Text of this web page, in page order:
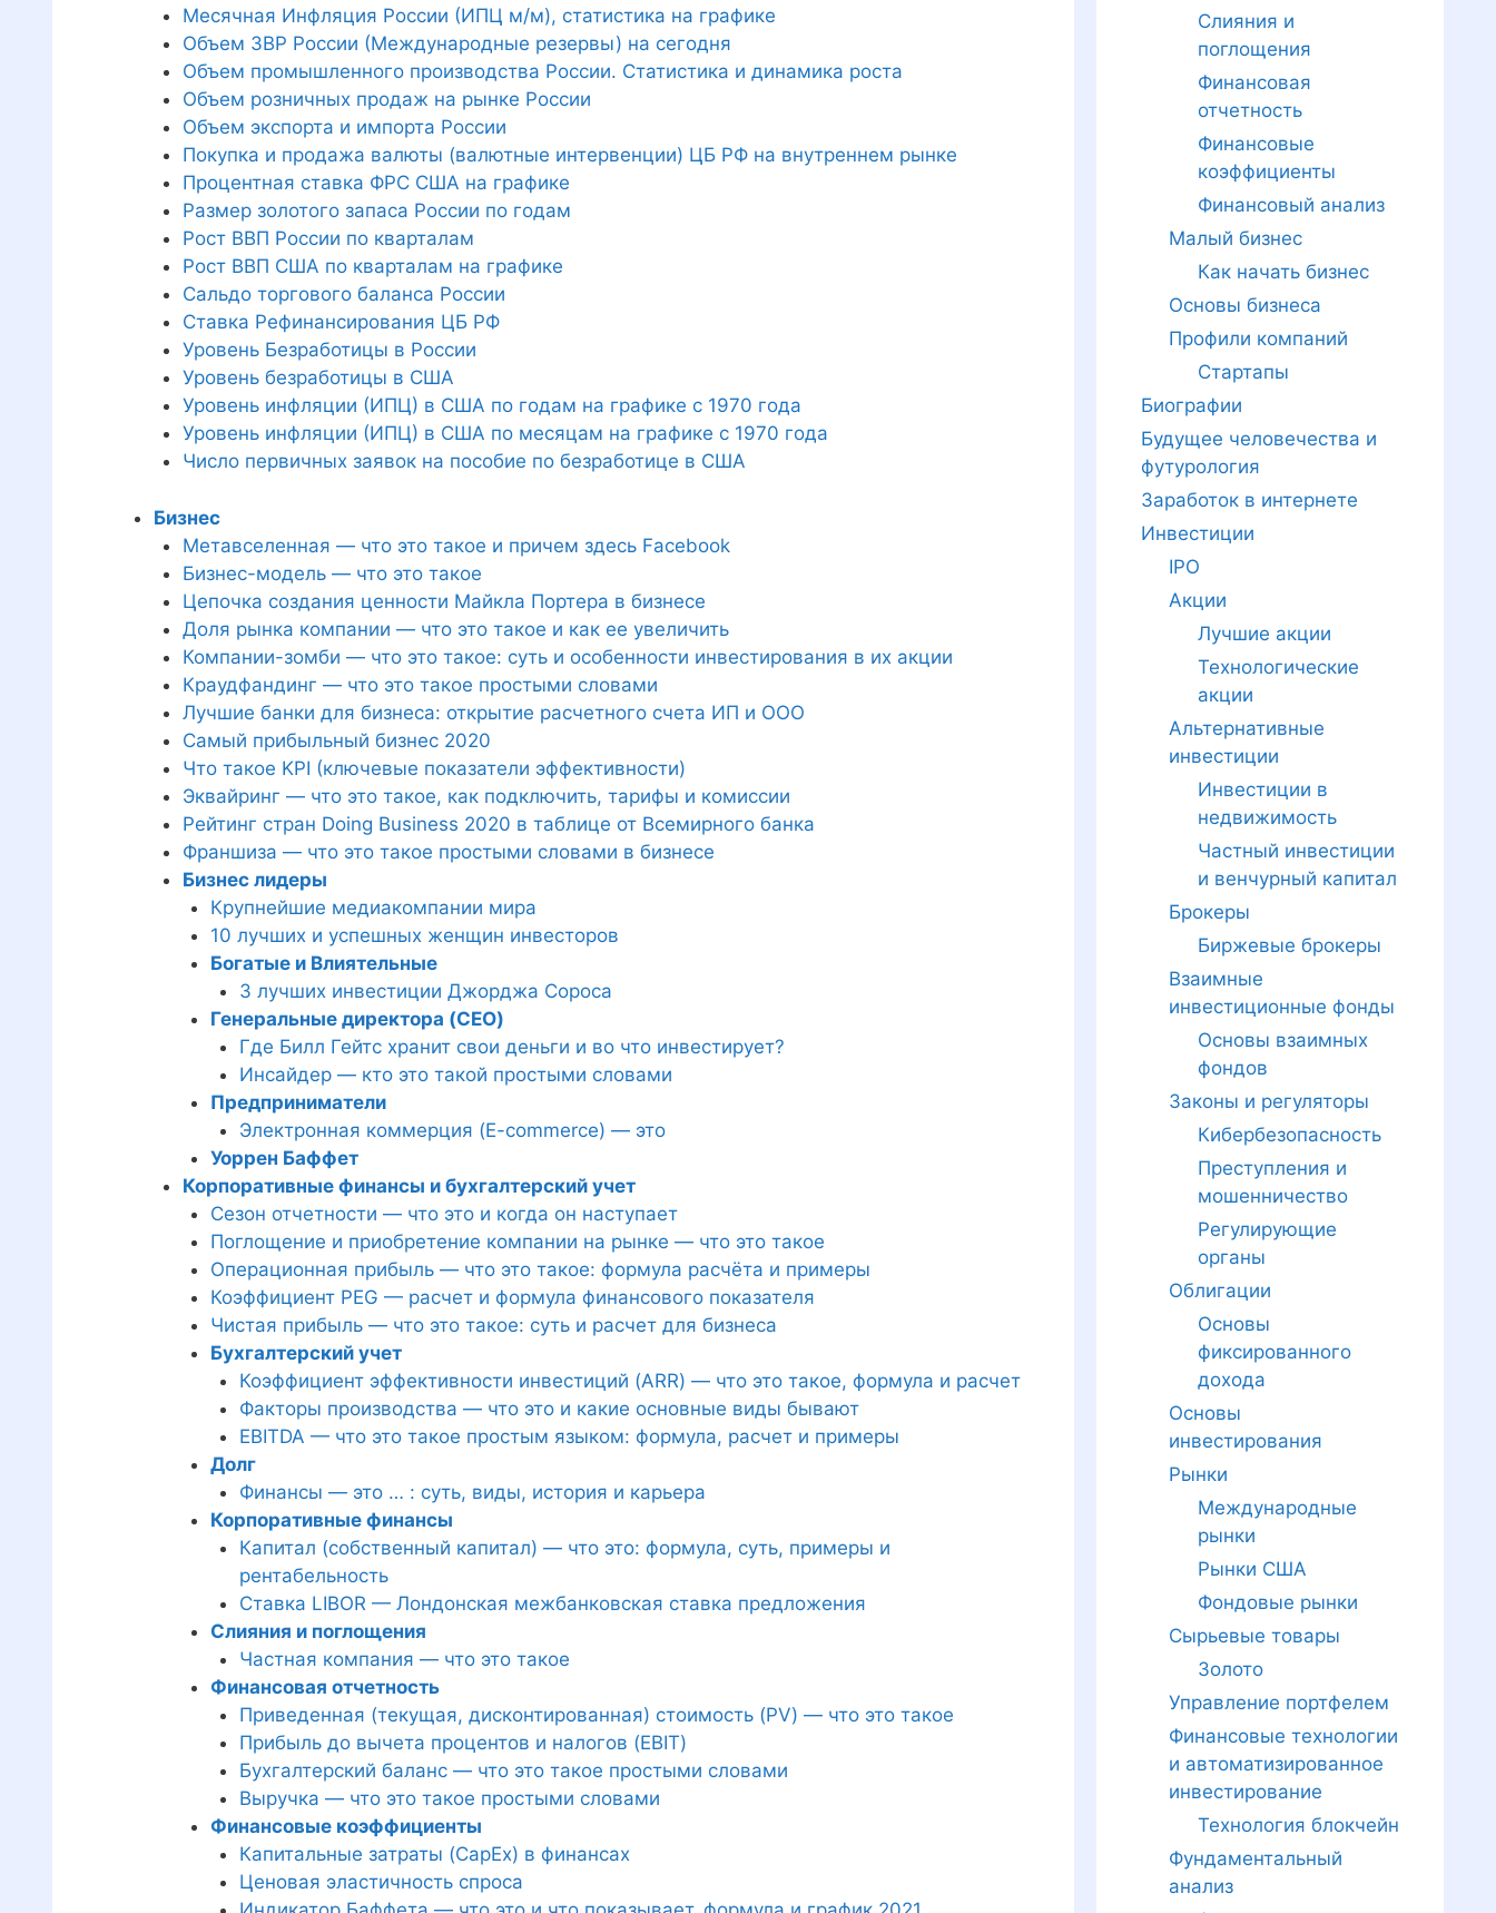
Месячная Инфляция России (ИПЦ м/м), статистика на графике
Объем ЗВР России (Международные резервы) на сегодня
Объем промышленного производства России. Статистика и динамика роста
Объем розничных продаж на рынке России
Объем экспорта и импорта России
Покупка и продажа валюты (валютные интервенции) ЦБ РФ на внутреннем рынке
Процентная ставка ФРС США на графике
Размер золотого запаса России по годам
Рост ВВП России по кварталам
Рост ВВП США по кварталам на графике
Сальдо торгового баланса России
Ставка Рефинансирования ЦБ РФ
Уровень Безработицы в России
Уровень безработицы в США
Уровень инфляции (ИПЦ) в США по годам на графике с 1970 года
Уровень инфляции (ИПЦ) в США по месяцам на графике с 1970 года
Число первичных заявок на пособие по безработице в США
Бизнес
Метавселенная — что это такое и причем здесь Facebook
Бизнес-модель — что это такое
Цепочка создания ценности Майкла Портера в бизнесе
Доля рынка компании — что это такое и как ее увеличить
Компании-зомби — что это такое: суть и особенности инвестирования в их акции
Краудфандинг — что это такое простыми словами
Лучшие банки для бизнеса: открытие расчетного счета ИП и ООО
Самый прибыльный бизнес 2020
Что такое KPI (ключевые показатели эффективности)
Эквайринг — что это такое, как подключить, тарифы и комиссии
Рейтинг стран Doing Business 2020 в таблице от Всемирного банка
Франшиза — что это такое простыми словами в бизнесе
Бизнес лидеры
Крупнейшие медиакомпании мира
10 лучших и успешных женщин инвесторов
Богатые и Влиятельные
3 лучших инвестиции Джорджа Сороса
Генеральные директора (CEO)
Где Билл Гейтс хранит свои деньги и во что инвестирует?
Инсайдер — кто это такой простыми словами
Предприниматели
Электронная коммерция (E-commerce) — это
Уоррен Баффет
Корпоративные финансы и бухгалтерский учет
Сезон отчетности — что это и когда он наступает
Поглощение и приобретение компании на рынке — что это такое
Операционная прибыль — что это такое: формула расчёта и примеры
Коэффициент PEG — расчет и формула финансового показателя
Чистая прибыль — что это такое: суть и расчет для бизнеса
Бухгалтерский учет
Коэффициент эффективности инвестиций (ARR) — что это такое, формула и расчет
Факторы производства — что это и какие основные виды бывают
EBITDA — что это такое простым языком: формула, расчет и примеры
Долг
Финансы — это … : суть, виды, история и карьера
Корпоративные финансы
Капитал (собственный капитал) — что это: формула, суть, примеры и
рентабельность
Ставка LIBOR — Лондонская межбанковская ставка предложения
Слияния и поглощения
Частная компания — что это такое
Финансовая отчетность
Приведенная (текущая, дисконтированная) стоимость (PV) — что это такое
Прибыль до вычета процентов и налогов (EBIT)
Бухгалтерский баланс — что это такое простыми словами
Выручка — что это такое простыми словами
Финансовые коэффициенты
Капитальные затраты (CapEx) в финансах
Ценовая эластичность спроса
Слияния и
поглощения
Финансовая
отчетность
Финансовые
коэффициенты
Финансовый анализ
Малый бизнес
Как начать бизнес
Основы бизнеса
Профили компаний
Стартапы
Биографии
Будущее человечества и
футурология
Заработок в интернете
Инвестиции
IPO
Акции
Лучшие акции
Технологические
акции
Альтернативные
инвестиции
Инвестиции в
недвижимость
Частный инвестиции
и венчурный капитал
Брокеры
Биржевые брокеры
Взаимные
инвестиционные фонды
Основы взаимных
фондов
Законы и регуляторы
Кибербезопасность
Преступления и
мошенничество
Регулирующие
органы
Облигации
Основы
фиксированного
дохода
Основы
инвестирования
Рынки
Международные
рынки
Рынки США
Фондовые рынки
Сырьевые товары
Золото
Управление портфелем
Финансовые технологии
и автоматизированное
инвестирование
Технология блокчейн
Фундаментальный
анализ